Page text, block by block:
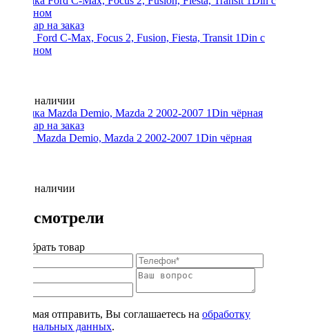
Рамка Ford C-Max, Focus 2, Fusion, Fiesta, Transit 1Din с
карманом
Нет в наличии
Рамка Mazda Demio, Mazda 2 2002-2007 1Din чёрная
Нет в наличии
Вы смотрели
Подобрать товар
Нажимая отправить, Вы соглашаетесь на обработку
персональных данных.